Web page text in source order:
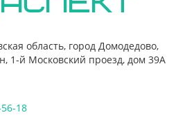
область, город Домодедово,
1-й Московский проезд, дом 39А
18